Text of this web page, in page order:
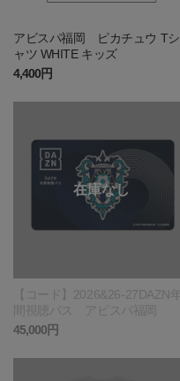
アビスパ福岡 ピカチュウ Tシ
ャツ WHITE キッズ
4,400円
【コード】2026&26-27DAZN年
間視聴パス アビスパ福岡
45,000円